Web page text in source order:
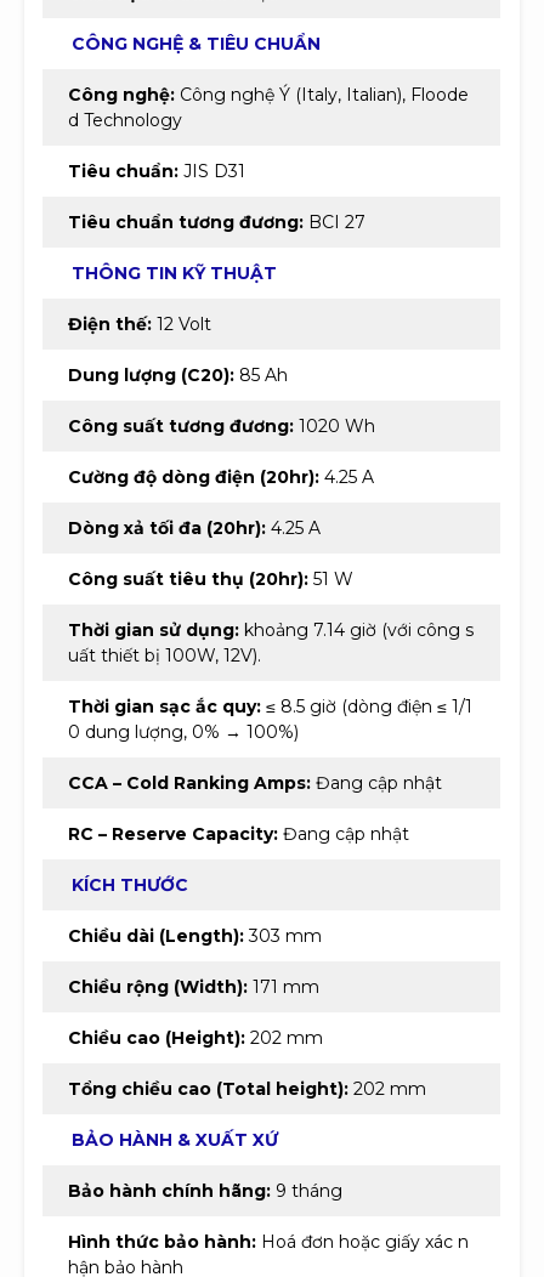
CÔNG NGHỆ & TIÊU CHUẨN
Công nghệ: Công nghệ Ý (Italy, Italian), Floode
d Technology
Tiêu chuẩn: JIS D31
Tiêu chuẩn tương đương: BCI 27
THÔNG TIN KỸ THUẬT
Điện thế: 12 Volt
Dung lượng (C20): 85 Ah
Công suất tương đương: 1020 Wh
Cường độ dòng điện (20hr): 4.25 A
Dòng xả tối đa (20hr): 4.25 A
Công suất tiêu thụ (20hr): 51 W
Thời gian sử dụng: khoảng 7.14 giờ (với công s
uất thiết bị 100W, 12V).
Thời gian sạc ắc quy: ≤ 8.5 giờ (dòng điện ≤ 1/1
0 dung lượng, 0% → 100%)
CCA – Cold Ranking Amps: Đang cập nhật
RC – Reserve Capacity: Đang cập nhật
KÍCH THƯỚC
Chiều dài (Length):303 mm
Chiều rộng (Width): 171 mm
Chiều cao (Height): 202 mm
Tổng chiều cao (Total height): 202 mm
BẢO HÀNH & XUẤT XỨ
Bảo hành chính hãng: 9 tháng
Hình thức bảo hành: Hoá đơn hoặc giấy xác n
hận bảo hành